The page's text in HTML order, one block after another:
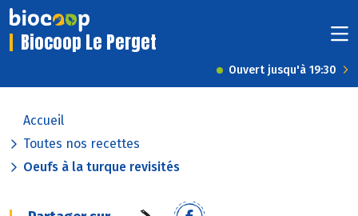
Biocoop Le Perget
Ouvert jusqu'à 19:30
Accueil
Toutes nos recettes
Oeufs à la turque revisités